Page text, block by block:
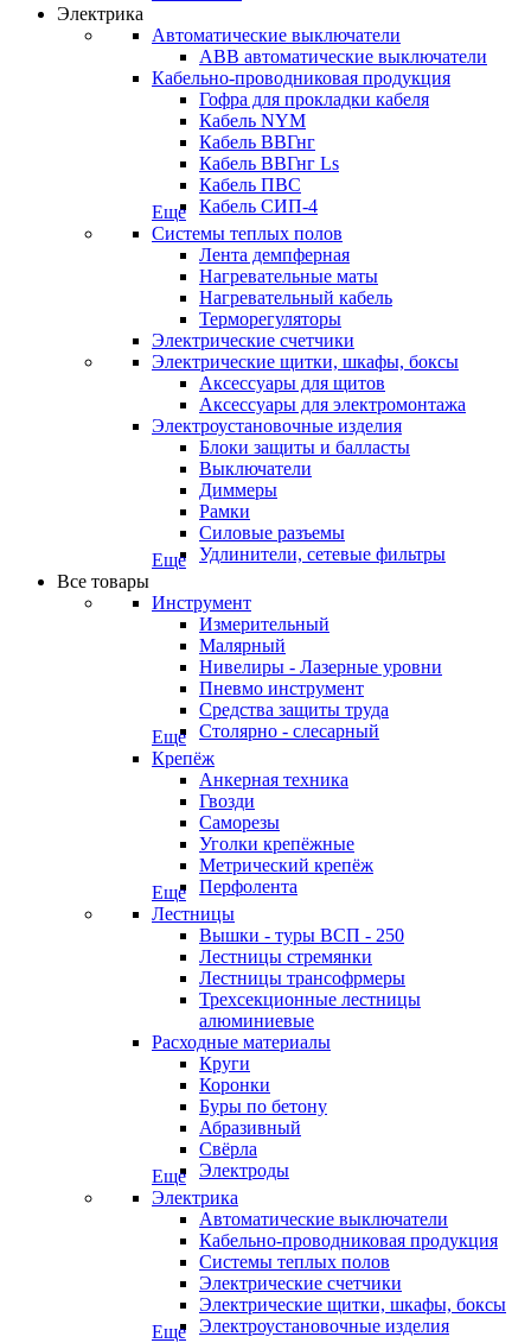
Электрика
Автоматические выключатели
ABB автоматические выключатели
Кабельно-проводниковая продукция
Гофра для прокладки кабеля
Кабель NYM
Кабель ВВГнг
Кабель ВВГнг Ls
Кабель ПВС
Кабель СИП-4
Еще
Системы теплых полов
Лента демпферная
Нагревательные маты
Нагревательный кабель
Терморегуляторы
Электрические счетчики
Электрические щитки, шкафы, боксы
Аксессуары для щитов
Аксессуары для электромонтажа
Электроустановочные изделия
Блоки защиты и балласты
Выключатели
Диммеры
Рамки
Силовые разъемы
Удлинители, сетевые фильтры
Еще
Все товары
Инструмент
Измерительный
Малярный
Нивелиры - Лазерные уровни
Пневмо инструмент
Средства защиты труда
Столярно - слесарный
Еще
Крепёж
Анкерная техника
Гвозди
Саморезы
Уголки крепёжные
Метрический крепёж
Перфолента
Еще
Лестницы
Вышки - туры ВСП - 250
Лестницы стремянки
Лестницы трансофрмеры
Трехсекционные лестницы
алюминиевые
Расходные материалы
Круги
Коронки
Буры по бетону
Абразивный
Свёрла
Электроды
Еще
Электрика
Автоматические выключатели
Кабельно-проводниковая продукция
Системы теплых полов
Электрические счетчики
Электрические щитки, шкафы, боксы
Электроустановочные изделия
Еще